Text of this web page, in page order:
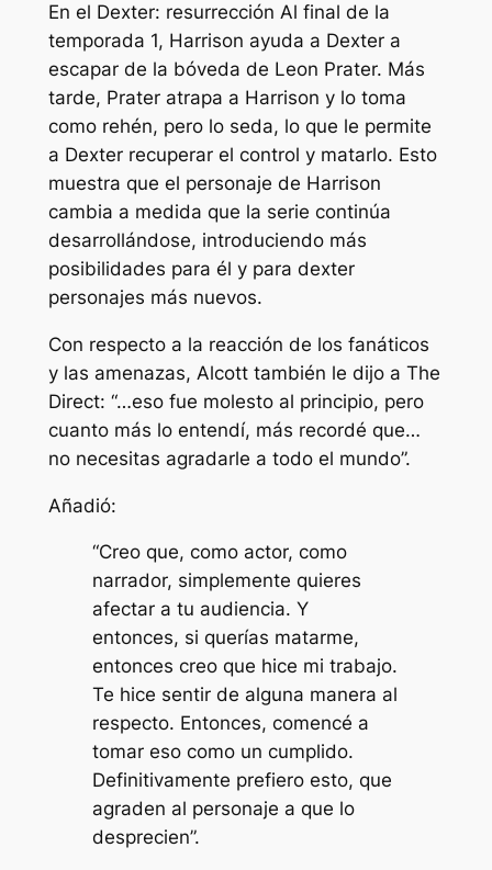
En el Dexter: resurrección Al final de la
temporada 1, Harrison ayuda a Dexter a
escapar de la bóveda de Leon Prater. Más
tarde, Prater atrapa a Harrison y lo toma
como rehén, pero lo seda, lo que le permite
a Dexter recuperar el control y matarlo. Esto
muestra que el personaje de Harrison
cambia a medida que la serie continúa
desarrollándose, introduciendo más
posibilidades para él y para dexter
personajes más nuevos.
Con respecto a la reacción de los fanáticos
y las amenazas, Alcott también le dijo a The
Direct: “…eso fue molesto al principio, pero
cuanto más lo entendí, más recordé que…
no necesitas agradarle a todo el mundo”.
Añadió:
“Creo que, como actor, como
narrador, simplemente quieres
afectar a tu audiencia. Y
entonces, si querías matarme,
entonces creo que hice mi trabajo.
Te hice sentir de alguna manera al
respecto. Entonces, comencé a
tomar eso como un cumplido.
Definitivamente prefiero esto, que
agraden al personaje a que lo
desprecien”.